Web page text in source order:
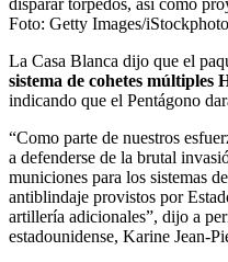
Foto: Getty Images/iStockphoto
La Casa Blanca dijo que el
sistema de cohetes
indicando que el Pentágono
“Como parte de nuestros
a defenderse de la brutal
municiones para los sistemas
antiblindaje provistos por
artillería adicionales”, dijo a
estadounidense, Karine Jean-